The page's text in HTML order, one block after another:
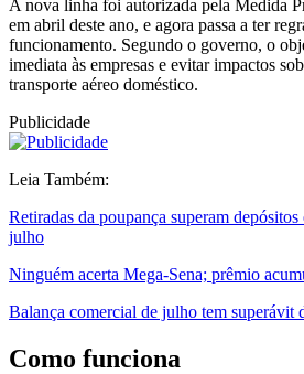
A nova linha foi autorizada pela Medida
em abril deste ano, e agora passa a ter
funcionamento. Segundo o governo, o
imediata às empresas e evitar impactos
transporte aéreo doméstico.
Publicidade
Leia Também:
Retiradas da poupança superam
julho
Ninguém acerta Mega-Sena; prêmio
Balança comercial de julho tem superávit
Como funciona